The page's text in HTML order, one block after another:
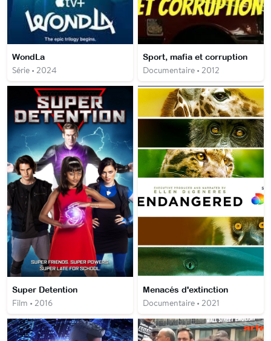
WondLa
Série • 2024
Sport, mafia et corruption
Documentaire • 2012
Super Detention
Film • 2016
Menacés d'extinction
Documentaire • 2021